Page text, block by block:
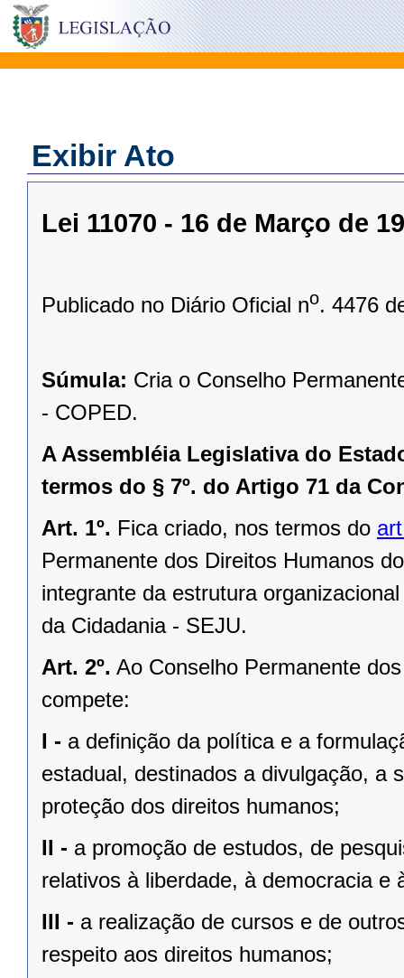
Exibir Ato
Lei 11070 - 16 de Março de
Publicado no Diário Oficial no. 4476
Súmula: Cria o Conselho
- COPED.
A Assembléia Legislativa do
termos do § 7º. do Artigo 71 da
Art. 1º. Fica criado, nos termos do
Permanente dos Direitos Humanos
integrante da estrutura
da Cidadania - SEJU.
Art. 2º. Ao Conselho Permanente
compete:
I - a definição da política e a
estadual, destinados a divulgação, a
proteção dos direitos humanos;
II - a promoção de estudos, de
relativos à liberdade, à democracia e
III - a realização de cursos e de
respeito aos direitos humanos;